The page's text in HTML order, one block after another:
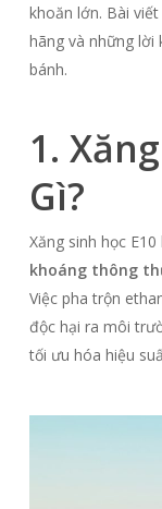
khoăn lớn. Bài
hãng và những lời
bánh.
1.
Gì?
Xăng sinh học
khoáng thông
Việc pha trộn
độc hại ra môi
tối ưu hóa hiệu